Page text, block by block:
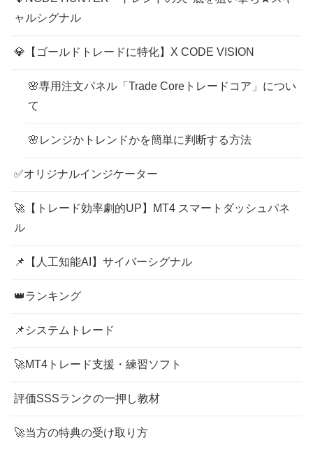
ャルシグナル
💎【ゴールドトレードに特化】X CODE VISION
🌸専用注文パネル「Trade Coreトレードコア」につい
て
🌸レンジかトレンドかを簡単に判断する方法
✅オリジナルインジケーター
🚀【トレード効率劇的UP】MT4 スマートダッシュパネ
ル
📌【人工知能AI】サイバーシグナル
👑ランキング
📌システムトレード
🚀MT4トレード支援・練習ソフト
評価SSSランクの一押し教材
🚀当方の特典の受け取り方